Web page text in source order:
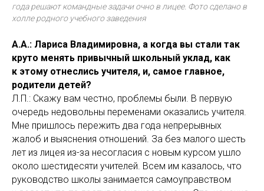
года решают командные задачи очно в лицее. Фото сделано в
холле родного учебного заведения
А.А.: Лариса Владимировна, а когда вы стали так
круто менять привычный школьный уклад, как
к этому отнеслись учителя, и, самое главное,
родители детей?
Л.П.: Скажу вам честно, проблемы были. В первую
очередь недовольны переменами оказались учителя.
Мне пришлось пережить два года непрерывных
жалоб и выяснения отношений. За без малого шесть
лет из лицея из-за несогласия с новым курсом ушло
около шестидесяти учителей. Всем им казалось, что
руководство школы занимается самоуправством